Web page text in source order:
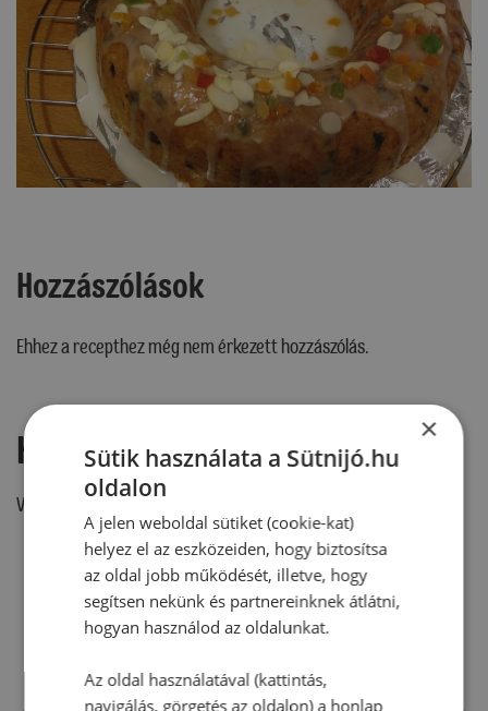
Hozzászólások
Ehhez a recepthez még nem érkezett hozzászólás.
Hozzászólás írása
Vélemény írásához, kérjük,
RECEPTAJÁNLÓ
×
Sütik használata a Sütnijó.hu
oldalon
A jelen weboldal sütiket (cookie-kat)
helyez el az eszközeiden, hogy biztosítsa
az oldal jobb működését, illetve, hogy
segítsen nekünk és partnereinknek átlátni,
hogyan használod az oldalunkat.
Az oldal használatával (kattintás,
navigálás, görgetés az oldalon) a honlap